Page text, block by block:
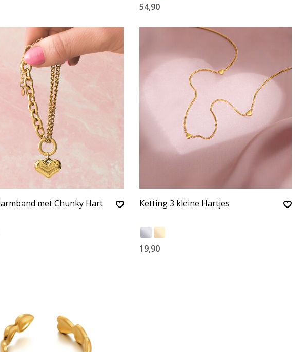
54,90
met Chunky Hart Ketting 3 kleine Hartjes
19,90